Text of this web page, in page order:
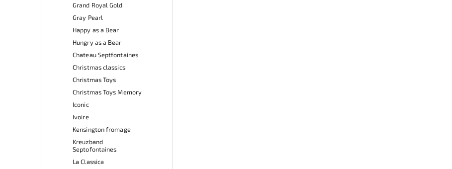
Grand Royal Gold
Gray Pearl
Happy as a Bear
Hungry as a Bear
Chateau Septfontaines
Christmas classics
Christmas Toys
Christmas Toys Memory
Iconic
Ivoire
Kensington fromage
Kreuzband
Septofontaines
La Classica